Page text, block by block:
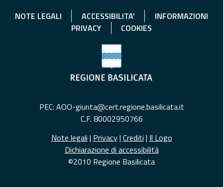
NOTE LEGALI ACCESSIBILITA'
INFORMAZIONI
PRIVACY
COOKIES
PEC: AOO-giunta@cert.regione.basilicata.it
C.F. 80002950766
Note legali | Privacy| Crediti | Il Logo
Dichiarazione di accessibilità
©2010 Regione Basilicata